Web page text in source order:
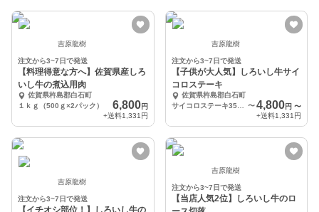
吉原龍樹
注文から3~7日で発送
【料理得意な方へ】佐賀県産しろ
いし牛の煮込用肉
佐賀県杵島郡白石町
１ｋｇ（500ｇ×2パック）
6,800円
+送料1,331円
吉原龍樹
注文から3~7日で発送
【子供が大人気】しろいし牛サイ
コロステーキ
佐賀県杵島郡白石町
サイコロステーキ350ｇ
〜4,800円 〜
+送料1,331円
吉原龍樹
注文から3~7日で発送
【イチオシ部位！】しろいし牛の
吉原龍樹
注文から3~7日で発送
【当店人気2位】しろいし牛のロ